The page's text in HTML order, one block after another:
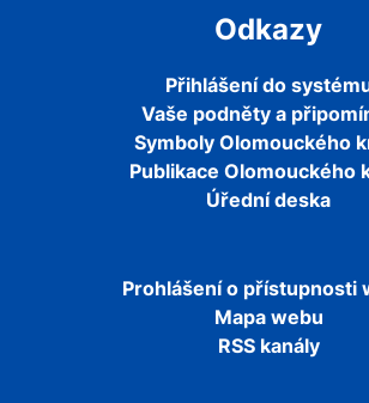
Odkazy
Přihlášení do
Vaše podněty a
Symboly Olomouckého
Publikace Olomouckého
Úřední deska
Prohlášení o přístupnosti
Mapa webu
RSS kanály